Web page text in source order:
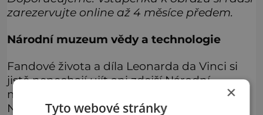
zarezervujte online až 4 měsíce předem.
Národní muzeum vědy a technologie
Fandové života a díla Leonarda da Vinci si
jistě nenechají ujít ani zdejší Národní
muzeum vědy a technologie (Museo
Nazionale della Scienza e della Tecnologia).
×
Tyto webové stránky